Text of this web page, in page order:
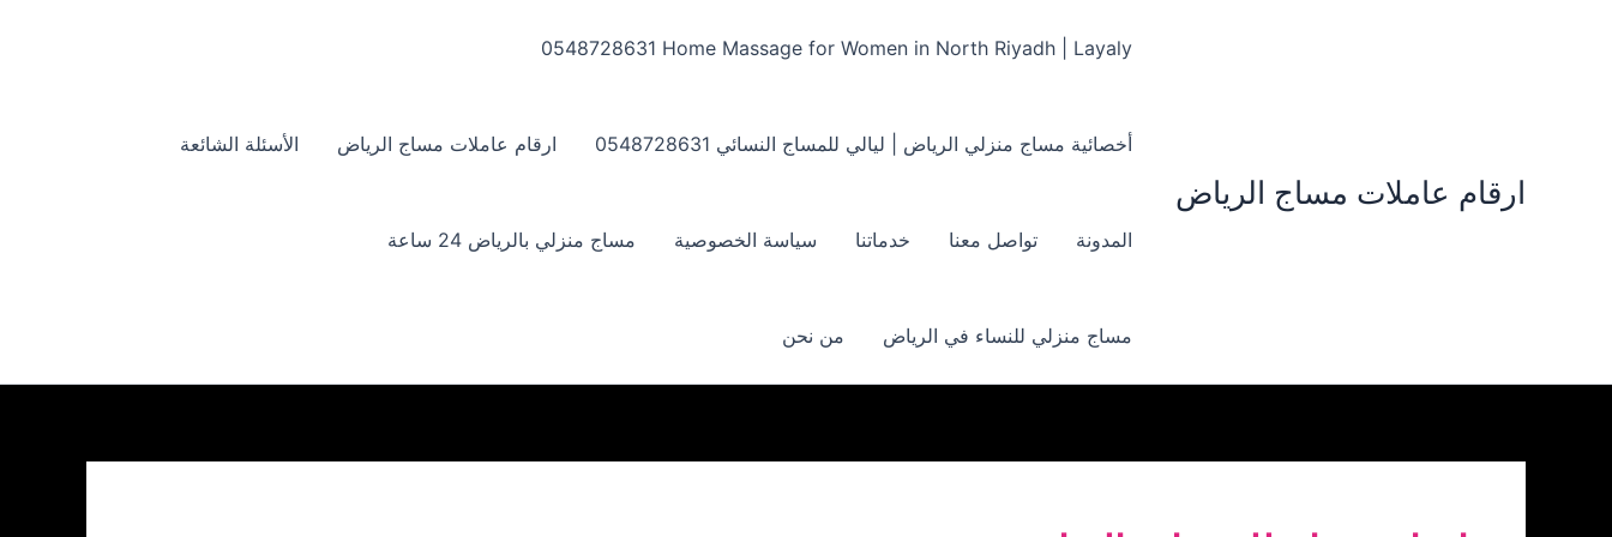
ارقام عاملات مساج الرياض
Home Massage for Women in North Riyadh | Layaly ‏‪0548728631
أخصائية مساج منزلي الرياض | ليالي للمساج النسائي ‏‪0548728631 ارقام عاملات مساج الرياض الأسئلة الشائعة
المدونة تواصل معنا خدماتنا سياسة الخصوصية مساج منزلي بالرياض 24 ساعة
مساج منزلي للنساء في الرياض من نحن